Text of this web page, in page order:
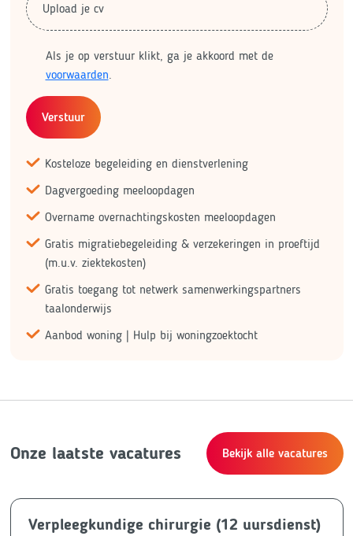
Upload je cv
Als je op verstuur klikt, ga je akkoord met de
voorwaarden.
Verstuur
Kosteloze begeleiding en dienstverlening
Dagvergoeding meeloopdagen
Overname overnachtingskosten meeloopdagen
Gratis migratiebegeleiding & verzekeringen in proeftijd
(m.u.v. ziektekosten)
Gratis toegang tot netwerk samenwerkingspartners
taalonderwijs
Aanbod woning | Hulp bij woningzoektocht
Onze laatste vacatures Bekijk alle vacatures
Verpleegkundige chirurgie (12 uursdienst)